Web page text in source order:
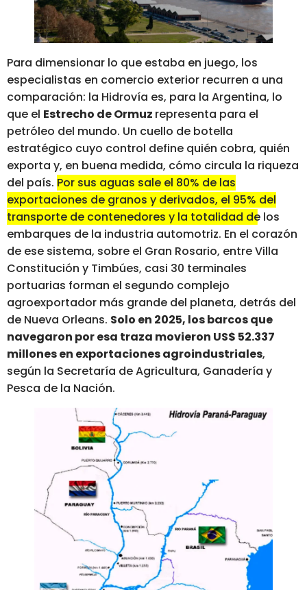
Para dimensionar lo que estaba en juego, los
especialistas en comercio exterior recurren a una
comparación: la Hidrovía es, para la Argentina, lo
que el Estrecho de Ormuz representa para el
petróleo del mundo. Un cuello de botella
estratégico cuyo control define quién cobra, quién
exporta y, en buena medida, cómo circula la riqueza
del país. Por sus aguas sale el 80% de las
exportaciones de granos y derivados, el 95% del
transporte de contenedores y la totalidad de los
embarques de la industria automotriz. En el corazón
de ese sistema, sobre el Gran Rosario, entre Villa
Constitución y Timbúes, casi 30 terminales
portuarias forman el segundo complejo
agroexportador más grande del planeta, detrás del
de Nueva Orleans. Solo en 2025, los barcos que
navegaron por esa traza movieron US$ 52.337
millones en exportaciones agroindustriales,
según la Secretaría de Agricultura, Ganadería y
Pesca de la Nación.